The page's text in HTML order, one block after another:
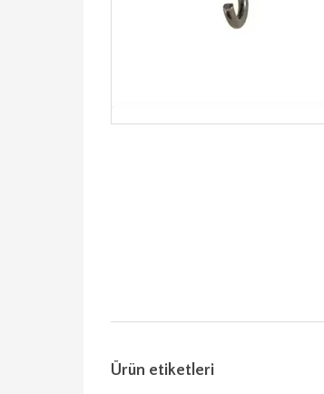
Ürün etiketleri